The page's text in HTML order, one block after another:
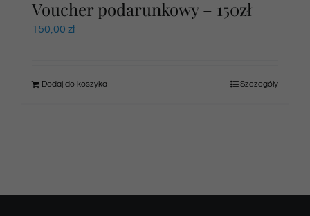
Voucher podarunkowy – 150zł
150,00 zł
Dodaj do koszyka Szczegóły